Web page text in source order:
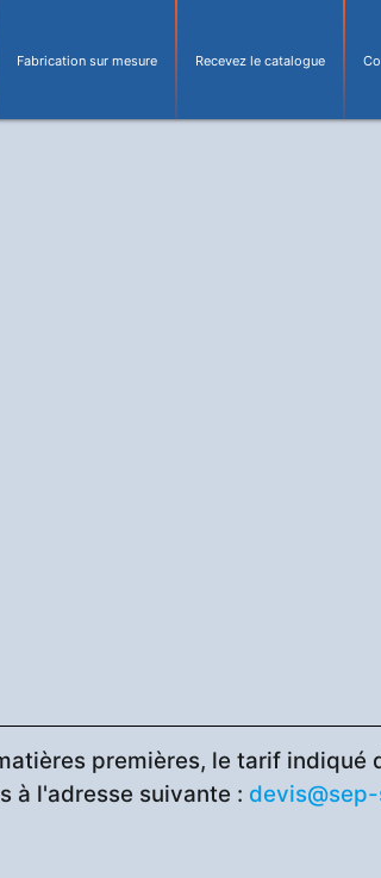
Fabrication sur mesure Recevez le catalogue
premières, le tarif indiqué
à l'adresse suivante :